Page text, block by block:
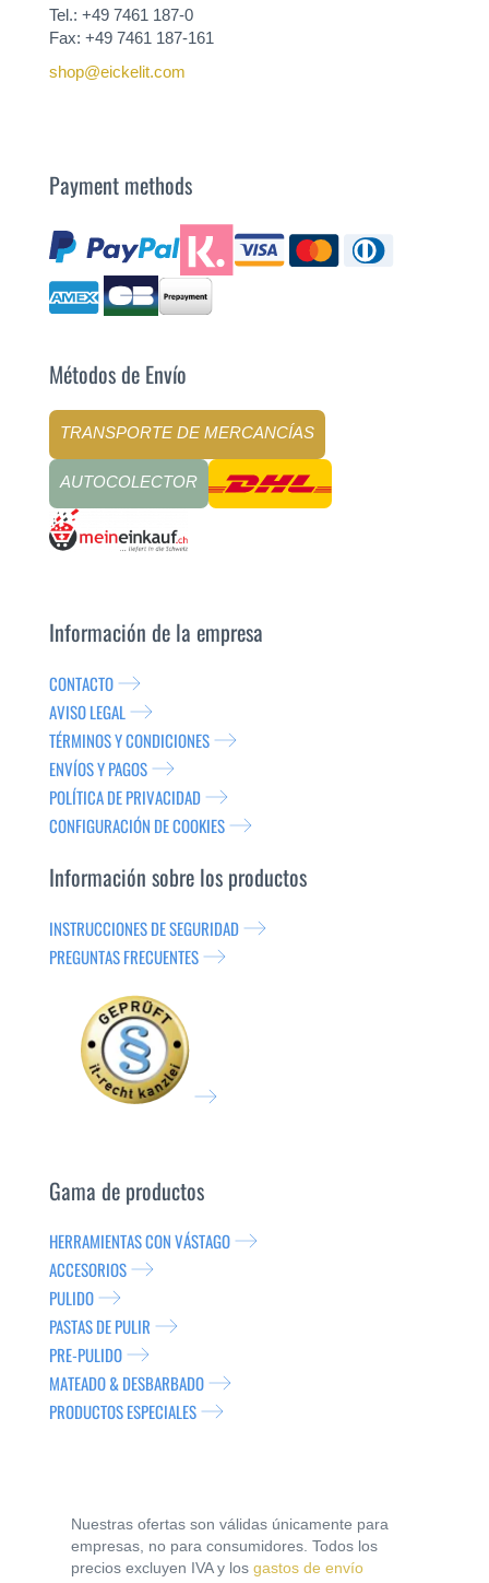
Tel.: +49 7461 187-0
Fax: +49 7461 187-161
shop@eickelit.com
Payment methods
Métodos de Envío
TRANSPORTE DE MERCANCÍAS
AUTOCOLECTOR
Información de la empresa
CONTACTO
AVISO LEGAL
TÉRMINOS Y CONDICIONES
ENVÍOS Y PAGOS
POLÍTICA DE PRIVACIDAD
CONFIGURACIÓN DE COOKIES
Información sobre los productos
INSTRUCCIONES DE SEGURIDAD
PREGUNTAS FRECUENTES
Gama de productos
HERRAMIENTAS CON VÁSTAGO
ACCESORIOS
PULIDO
PASTAS DE PULIR
PRE-PULIDO
MATEADO & DESBARBADO
PRODUCTOS ESPECIALES
Nuestras ofertas son válidas únicamente para
empresas, no para consumidores. Todos los
precios excluyen IVA y los gastos de envío